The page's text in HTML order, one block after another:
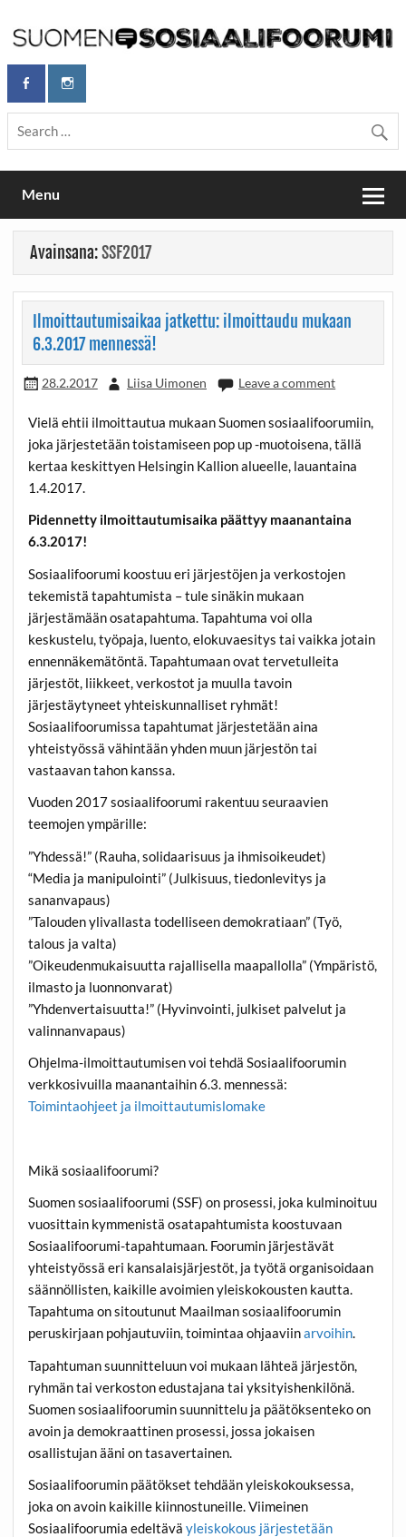
content
Maailmanparannuspäivät / Suomen
Sosiaalifoorumi
Maailmanparannuspäivät Lapinlahden Lähteellä, Helsingissä
26.–27.9.2026
Menu
Avainsana:SSF2017
Ilmoittautumisaikaa jatkettu: ilmoittaudu mukaan
6.3.2017 mennessä!
28.2.2017 Liisa Uimonen Leave a comment
Vielä ehtii ilmoittautua mukaan Suomen sosiaalifoorumiin,
joka järjestetään toistamiseen pop up -muotoisena, tällä
kertaa keskittyen Helsingin Kallion alueelle, lauantaina
1.4.2017.
Pidennetty ilmoittautumisaika päättyy maanantaina
6.3.2017!
Sosiaalifoorumi koostuu eri järjestöjen ja verkostojen
tekemistä tapahtumista – tule sinäkin mukaan
järjestämään osatapahtuma. Tapahtuma voi olla
keskustelu, työpaja, luento, elokuvaesitys tai vaikka jotain
ennennäkemätöntä. Tapahtumaan ovat tervetulleita
järjestöt, liikkeet, verkostot ja muulla tavoin
järjestäytyneet yhteiskunnalliset ryhmät!
Sosiaalifoorumissa tapahtumat järjestetään aina
yhteistyössä vähintään yhden muun järjestön tai
vastaavan tahon kanssa.
Vuoden 2017 sosiaalifoorumi rakentuu seuraavien
teemojen ympärille:
”Yhdessä!” (Rauha, solidaarisuus ja ihmisoikeudet)
“Media ja manipulointi” (Julkisuus, tiedonlevitys ja
sananvapaus)
”Talouden ylivallasta todelliseen demokratiaan” (Työ,
talous ja valta)
”Oikeudenmukaisuutta rajallisella maapallolla” (Ympäristö,
ilmasto ja luonnonvarat)
”Yhdenvertaisuutta!” (Hyvinvointi, julkiset palvelut ja
valinnanvapaus)
Ohjelma-ilmoittautumisen voi tehdä Sosiaalifoorumin
verkkosivuilla maanantaihin 6.3. mennessä:
Toimintaohjeet ja ilmoittautumislomake
Mikä sosiaalifoorumi?
Suomen sosiaalifoorumi (SSF) on prosessi, joka kulminoituu
vuosittain kymmenistä osatapahtumista koostuvaan
Sosiaalifoorumi-tapahtumaan. Foorumin järjestävät
yhteistyössä eri kansalaisjärjestöt, ja työtä organisoidaan
säännöllisten, kaikille avoimien yleiskokousten kautta.
Tapahtuma on sitoutunut Maailman sosiaalifoorumin
peruskirjaan pohjautuviin, toimintaa ohjaaviinarvoihin.
Tapahtuman suunnitteluun voi mukaan lähteä järjestön,
ryhmän tai verkoston edustajana tai yksityishenkilönä.
Suomen sosiaalifoorumin suunnittelu ja päätöksenteko on
avoin ja demokraattinen prosessi, jossa jokaisen
osallistujan ääni on tasavertainen.
Sosiaalifoorumin päätökset tehdään yleiskokouksessa,
joka on avoin kaikille kiinnostuneille. Viimeinen
Sosiaalifoorumia edeltäväyleiskokous järjestetään